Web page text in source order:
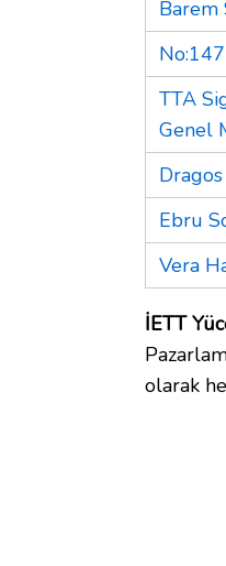
Barem
No:147
TTA
Genel
Ebru
Vera
İETT
olarak